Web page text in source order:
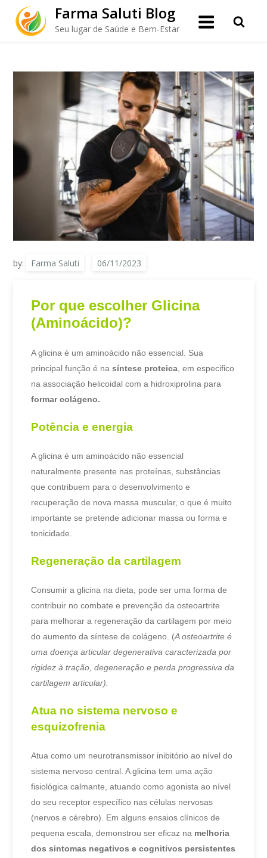
content
Farma Saluti Blog
Seu lugar de Saúde e Bem-Estar
Por que escolher Glicina
by: Farma Saluti
Por que escolher Glicina
(Aminoácido)?
A glicina é um aminoácido não essencial. Sua
principal função é nasíntese proteica , em especifico
na associação helicoidal coma hidroxiprolina para
formar colágeno.
Potência e energia
A glicina é um aminoácido não essencial
naturalmente presente nas proteínas, substâncias
que contribuem para o desenvolvimento e
recuperação de nova massa muscular, o que é muito
importante se pretende adicionar massa ou forma e
tonicidade.
Regeneração da cartilagem
Consumir a glicina na dieta, pode ser uma forma de
contribuir no combate e prevenção da osteoartrite
para melhorar a regeneração da cartilagem por meio
do aumento da síntese de colágeno. (A osteoartrite é
uma doença articular degenerativa caracterizada por
rigidez à tração, degeneração e perda progressiva da
cartilagem articular).
Atua no sistema nervoso e
esquizofrenia
Atua como um neurotransmissor inibitório ao nível do
sistema nervoso central. A glicina tem uma ação
fisiológica calmante, atuando como agonista ao nível
do seu receptor específico nas células nervosas
(nervos e cérebro). Em alguns ensaios clínicos de
pequena escala, demonstrou ser eficaz na melhoria
dos sintomas negativos e cognitivos persistentes